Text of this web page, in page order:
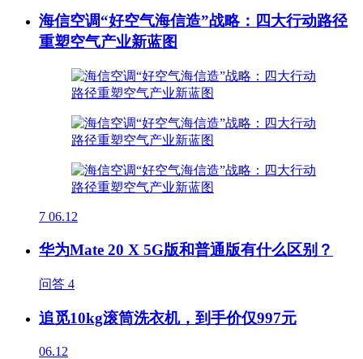
海信空调“好空气海信造”战略：四大行动路径
重塑空气产业新蓝图
7 06.12
华为Mate 20 X 5G版和普通版有什么区别？
问答 4
追觅10kg滚筒洗衣机，到手价仅997元
06.12